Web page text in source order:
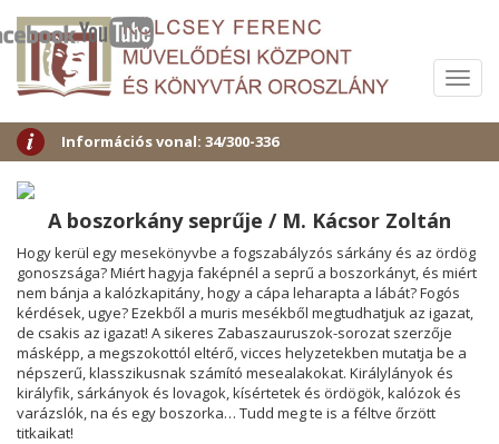
Menü
Információs vonal: 34/300-336
A boszorkány seprűje / M. Kácsor Zoltán
Hogy kerül egy mesekönyvbe a fogszabályzós sárkány és az ördög
gonoszsága? Miért hagyja faképnél a seprű a boszorkányt, és miért
nem bánja a kalózkapitány, hogy a cápa leharapta a lábát? Fogós
kérdések, ugye? Ezekből a muris mesékből megtudhatjuk az igazat,
de csakis az igazat! A sikeres Zabaszauruszok-sorozat szerzője
másképp, a megszokottól eltérő, vicces helyzetekben mutatja be a
népszerű, klasszikusnak számító mesealakokat. Királylányok és
királyfik, sárkányok és lovagok, kísértetek és ördögök, kalózok és
varázslók, na és egy boszorka… Tudd meg te is a féltve őrzött
titkaikat!